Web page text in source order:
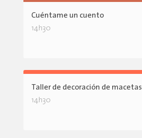
Cuéntame un cuento
14h30
Taller de decoración de macetas
14h30